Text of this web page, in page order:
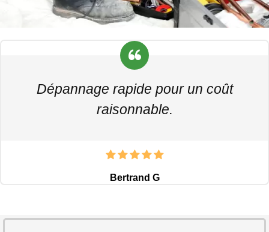
Dépannage rapide pour un coût
raisonnable.
Bertrand G